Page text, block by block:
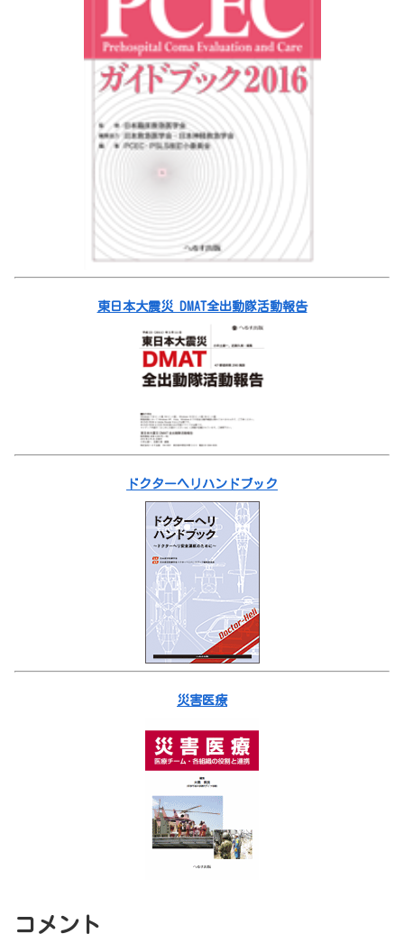
東日本大震災 DMAT全出動隊活動報告
ドクターヘリハンドブック
災害医療
コメント